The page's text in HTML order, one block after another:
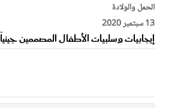
الحمل والولادة
13 سبتمبر 2020
إيجابيات وسلبيات الأطفال المصممين جينياً